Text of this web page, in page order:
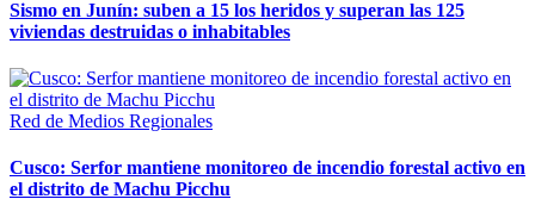
Sismo en Junín: suben a 15 los heridos y superan las 125
viviendas destruidas o inhabitables
Red de Medios Regionales
Cusco: Serfor mantiene monitoreo de incendio forestal activo en
el distrito de Machu Picchu